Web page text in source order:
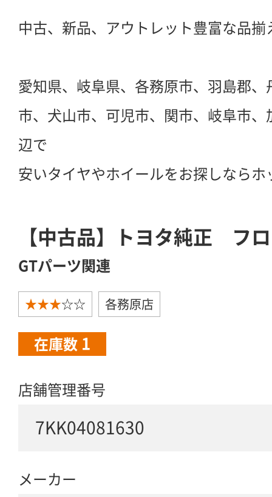
中古、新品、アウトレット豊富な品揃
愛知県、岐阜県、各務原市、羽島郡
市、犬山市、可児市、関市、岐阜市
辺で
安いタイヤやホイールをお探しなら
【中古品】トヨタ純正 フ
GTパーツ関連
★★★☆☆ 各務原店
在庫数 1
店舗管理番号
7KK04081630
メーカー